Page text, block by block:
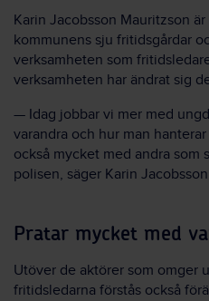
Karin Jacobsson Mauritzson
kommunens sju fritidsgårdar
verksamheten som
verksamheten har ändrat sig
— Idag jobbar vi mer med
varandra och hur man
också mycket med andra som
polisen, säger Karin
Pratar mycket med
Utöver de aktörer som omger
fritidsledarna förstås också